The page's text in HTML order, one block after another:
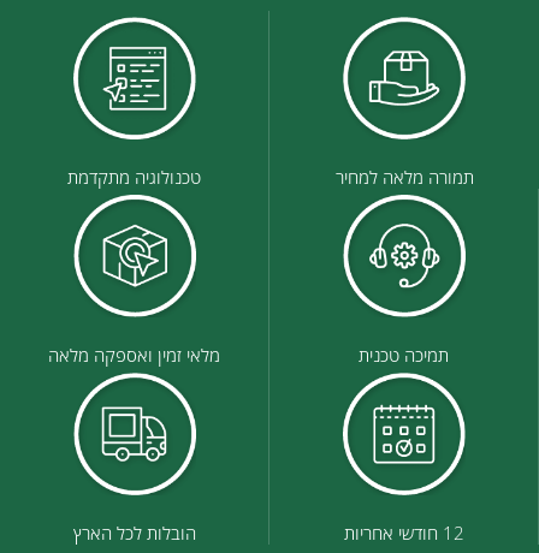
תמורה מלאה למחיר טכנולוגיה מתקדמת
תמיכה טכנית מלאי זמין ואספקה מלאה
12 חודשי אחריות הובלות לכל הארץ